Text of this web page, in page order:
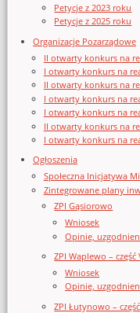
Petycje z 2023 roku
Petycje z 2025 roku
Organizacje Pozarządowe
II otwarty konkurs na
I otwarty konkurs na
II otwarty konkurs na
I otwarty konkurs na
I otwarty konkurs na
II otwarty konkurs na
I otwarty konkurs na
Ogłoszenia
Społeczna Inicjatywa
Zintegrowane plany
ZPI Gąsiorowo
Wniosek
Opinie,
ZPI Waplewo – część
Wniosek
Opinie,
ZPI Łutynowo –